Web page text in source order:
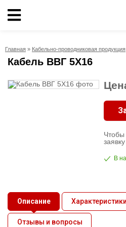
продукция
Электрика
компании
Главная » Кабельно-проводниковая продукция
Кабель ВВГ 5X16
Чтобы
В
Описание Характеристики
Отзывы и вопросы